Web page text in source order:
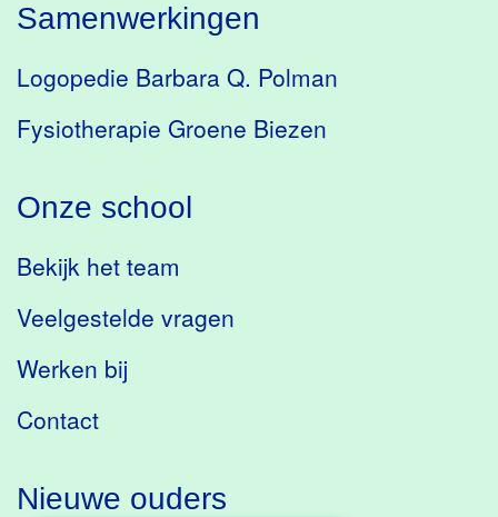
Nieuwe ouders
Onze school
Bekijk het team
Veelgestelde vragen
Werken bij
Contact
Samenwerkingen
Logopedie Barbara Q. Polman
Fysiotherapie Groene Biezen